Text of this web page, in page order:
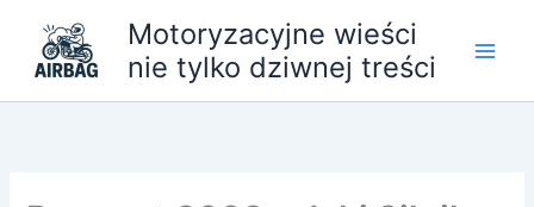
treści
Motoryzacyjne wieści
nie tylko dziwnej treści